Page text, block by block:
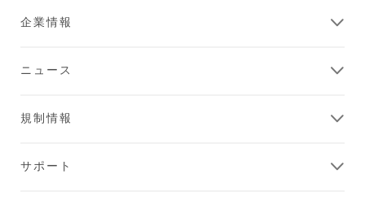
企業情報
ニュース
規制情報
サポート